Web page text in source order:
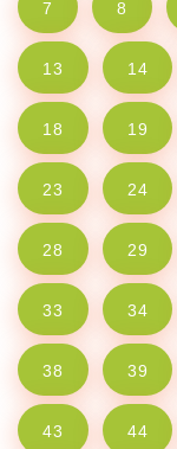
7 8
13 14
18 19
23 24
28 29
33 34
38 39
43 44